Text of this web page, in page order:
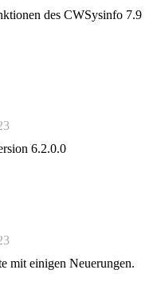
des CWSysinfo 7.9
6.2.0.0
mit einigen Neuerungen.